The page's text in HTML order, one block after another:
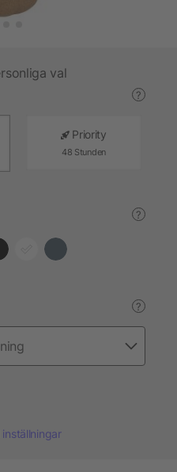
val
?
Priority
48 Stunden
?
?
inställningar